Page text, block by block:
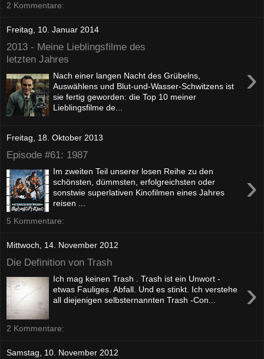
2 Kommentare:
Freitag, 10. Januar 2014
2013 - Meine Lieblingsfilme des
letzten Jahres
›
Nach einer langen Nacht des Grübelns,
Auswählens und Blut-und-Wasser-Schwitzens ist
sie fertig geworden: die Top 10 meiner
Lieblingsfilme de...
Freitag, 18. Oktober 2013
Episode #61: 1987
›
Im zweiten Teil unserer losen Reihe zu den
schönsten, dümmsten, erfolgreichsten oder
sonstwie superlativen Kinofilmen eines Jahres
reisen ...
5 Kommentare:
Mittwoch, 14. November 2012
Die Definition von Trash
›
Ich mag keinen Trash . Trash ist ein Unwort -
etwas Fauliges. Abfall. Und es stinkt. Ich verstehe
all diejenigen selbsternannten Trash -Con...
2 Kommentare:
Samstag, 10. November 2012